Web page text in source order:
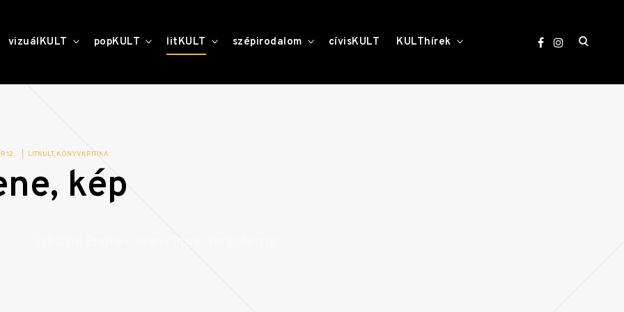
vizuálKULT toggle
child
popKULT toggle
child
menu
litKULT toggle
child
szépirodalom toggle
childcívisKULT KULThírek
open
12. LITKULT KÖNYVKRITIKA
kép
Szkárosi Endre – Arany Imre: Verboterror